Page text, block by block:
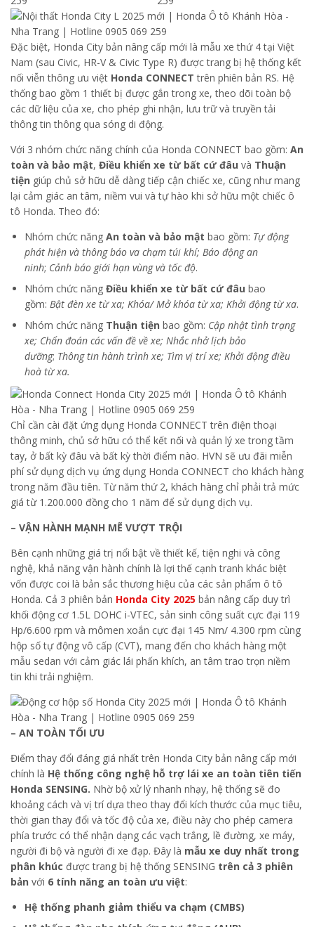
Đặc biệt, Honda City bản nâng cấp mới là mẫu xe thứ 4 tại Việt
Nam (sau Civic, HR-V & Civic Type R) được trang bị hệ thống kết
nối viễn thông ưu việt Honda CONNECTtrên phiên bản RS. Hệ
thống bao gồm 1 thiết bị được gắn trong xe, theo dõi toàn bộ
các dữ liệu của xe, cho phép ghi nhận, lưu trữ và truyền tải
thông tin thông qua sóng di động.
Với 3 nhóm chức năng chính của Honda CONNECT bao gồm: An
toàn và bảo mật, Điều khiển xe từ bất cứ đâu và Thuận
tiện giúp chủ sở hữu dễ dàng tiếp cận chiếc xe, cũng như mang
lại cảm giác an tâm, niềm vui và tự hào khi sở hữu một chiếc ô
tô Honda. Theo đó:
Nhóm chức năng An toàn và bảo mật bao gồm: Tự động
phát hiện và thông báo va chạm túi khí; Báo động an
ninh; Cảnh báo giới hạn vùng và tốc độ.
Nhóm chức năng Điều khiển xe từ bất cứ đâu bao
gồm: Bật đèn xe từ xa; Khóa/ Mở khóa từ xa; Khởi động từ xa.
Nhóm chức năng Thuận tiện bao gồm: Cập nhật tình trạng
xe; Chẩn đoán các vấn đề về xe; Nhắc nhở lịch bảo
dưỡng; Thông tin hành trình xe; Tìm vị trí xe; Khởi động điều
hoà từ xa.
Chỉ cần cài đặt ứng dụng Honda CONNECT trên điện thoại
thông minh, chủ sở hữu có thể kết nối và quản lý xe trong tầm
tay, ở bất kỳ đâu và bất kỳ thời điểm nào. HVN sẽ ưu đãi miễn
phí sử dụng dịch vụ ứng dụng Honda CONNECT cho khách hàng
trong năm đầu tiên. Từ năm thứ 2, khách hàng chỉ phải trả mức
giá từ 1.200.000 đồng cho 1 năm để sử dụng dịch vụ.
– VẬN HÀNH MẠNH MẼ VƯỢT TRỘI
Bên cạnh những giá trị nổi bật về thiết kế, tiện nghi và công
nghệ, khả năng vận hành chính là lợi thế cạnh tranh khác biệt
vốn được coi là bản sắc thương hiệu của các sản phẩm ô tô
Honda. Cả 3 phiên bản Honda City 2025 bản nâng cấp duy trì
khối động cơ 1.5L DOHC i-VTEC, sản sinh công suất cực đại 119
Hp/6.600 rpm và mômen xoắn cực đại 145 Nm/ 4.300 rpm cùng
hộp số tự động vô cấp (CVT), mang đến cho khách hàng một
mẫu sedan với cảm giác lái phấn khích, an tâm trao trọn niềm
tin khi trải nghiệm.
– AN TOÀN TỐI ƯU
Điểm thay đổi đáng giá nhất trên Honda City bản nâng cấp mới
chính là Hệ thống công nghệ hỗ trợ lái xe an toàn tiên tiến
Honda SENSING. Nhờ bộ xử lý nhanh nhạy, hệ thống sẽ đo
khoảng cách và vị trí dựa theo thay đổi kích thước của mục tiêu,
thời gian thay đổi và tốc độ của xe, điều này cho phép camera
phía trước có thể nhận dạng các vạch trắng, lề đường, xe máy,
người đi bộ và người đi xe đạp. Đây là mẫu xe duy nhất trong
phân khúc được trang bị hệ thống SENSING trên cả 3 phiên
bản với 6 tính năng an toàn ưu việt:
Hệ thống phanh giảm thiểu va chạm (CMBS)